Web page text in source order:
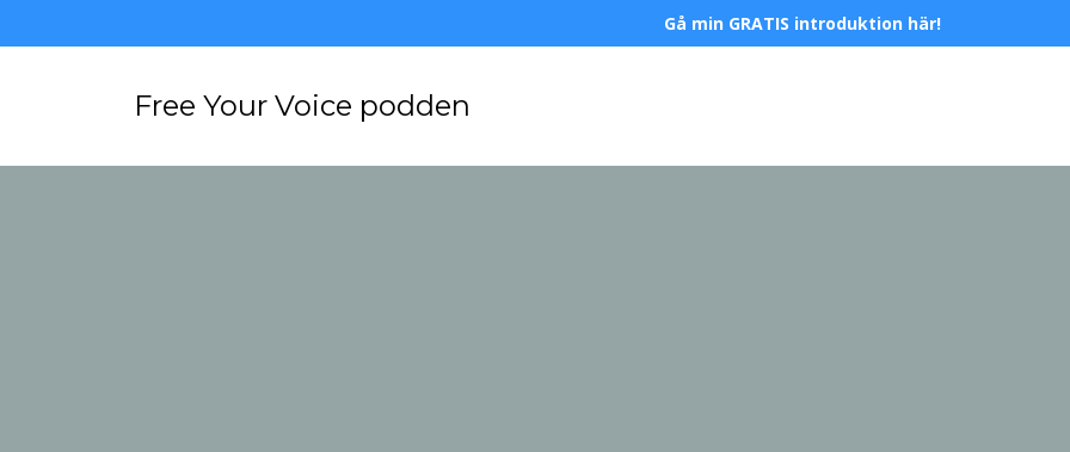
Gå min GRATIS introduktion här!
Free Your Voice podden